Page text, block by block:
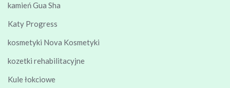
kamień Gua Sha
Katy Progress
kosmetyki Nova Kosmetyki
kozetki rehabilitacyjne
Kule łokciowe